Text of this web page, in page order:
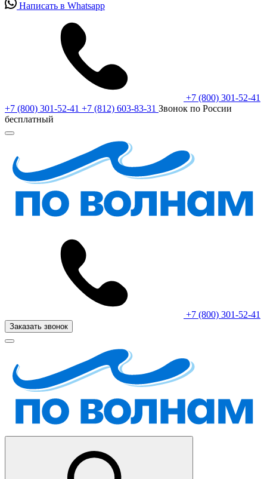
Написать в Whatsapp
+7 (800) 301-52-41
+7 (800) 301-52-41 +7 (812) 603-83-31 Звонок по России
бесплатный
+7 (800) 301-52-41
Заказать звонок